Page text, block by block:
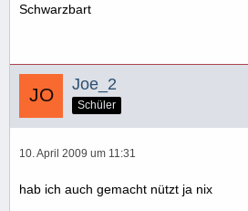
Schwarzbart
Joe_2
Schüler
10. April 2009 um 11:31
hab ich auch gemacht nützt ja nix